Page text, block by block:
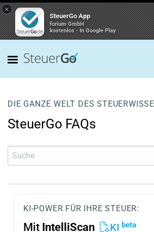
×
SteuerGo App
forium GmbH
kostenlos - In Google Play
DIE GANZE WELT DES
SteuerGo FAQs
KI-POWER FÜR IHRE STEUER:
Mit IntelliScan KI beta